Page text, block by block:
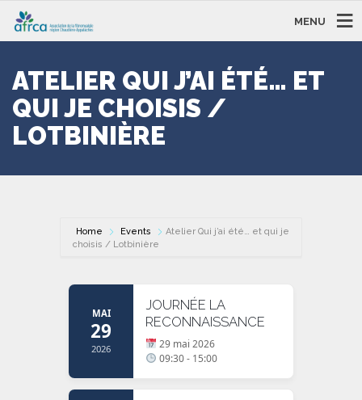
MENU
ATELIER QUI J’AI ÉTÉ… ET
QUI JE CHOISIS /
LOTBINIÈRE
Home Events
Atelier Qui j’ai été… et qui je
choisis / Lotbinière
MAI
29
2026
JOURNÉE LA
RECONNAISSANCE
29 mai 2026
09:30 - 15:00